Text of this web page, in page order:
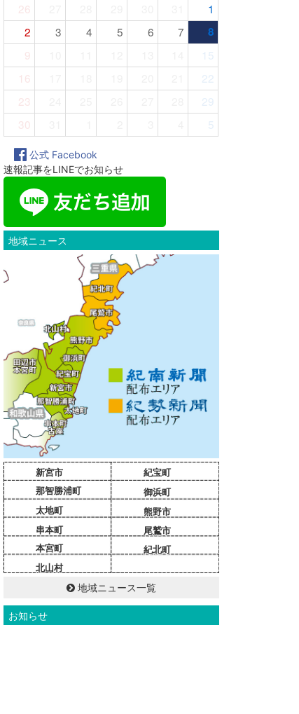
26
1
2
3 4 5 6 7
8
9
15
16
22
23
29
30
5
公式 Facebook
速報記事をLINEでお知らせ
地域ニュース
新宮市
那智勝浦町
太地町
串本町
本宮町
北山村
紀宝町
御浜町
熊野市
尾鷲市
紀北町
地域ニュース一覧
お知らせ